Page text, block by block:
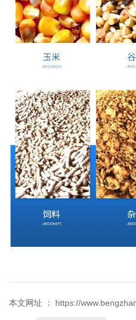
本文网址 ： https://